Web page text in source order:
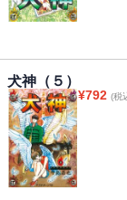
犬神（５）
¥792 (税